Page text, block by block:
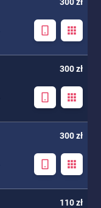
300 zł
300 zł
110 zł